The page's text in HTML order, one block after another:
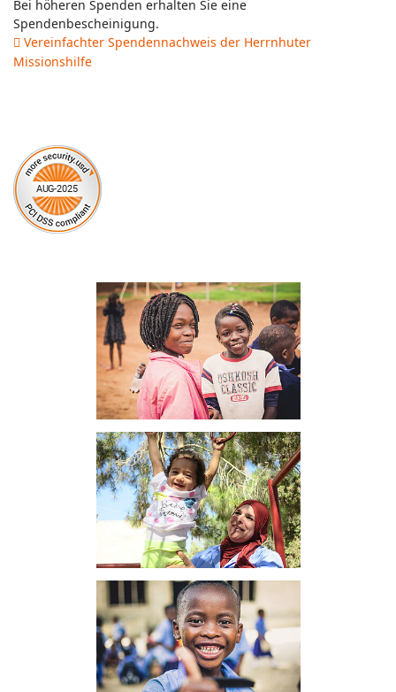
Bei höheren Spenden erhalten Sie eine
Spendenbescheinigung.
Vereinfachter Spendennachweis der Herrnhuter
Missionshilfe